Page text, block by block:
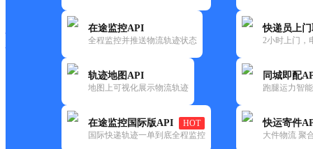
在途监控API
全程监控并推送物流轨迹状态
轨迹地图API
地图上可视化展示物流轨迹
在途监控国际版API
HOT
国际快递轨迹一单到底全程监控
快递员上
2小时上门，
同城即配
跑腿运力智
快运寄件
大件物流 聚
韵达
吉林松原宁江区江南公司御景